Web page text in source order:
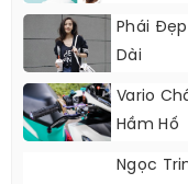
Phái
Dài
Vario
Hầm Hố
Ngọc